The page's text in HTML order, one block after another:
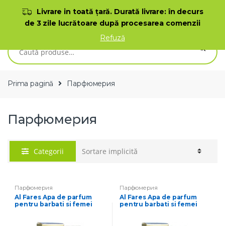
Prima pagină Парфюмерия
Парфюмерия
Categorii
Парфюмерия
Al Fares Apa de parfum
pentru barbati si femei
Парфюмерия
Al Fares Apa de parfum
pentru barbati si femei
Livrare in toată ţară. Durată livrare: în decurs
de 3 zile lucrătoare după procesarea comenzii
Refuză